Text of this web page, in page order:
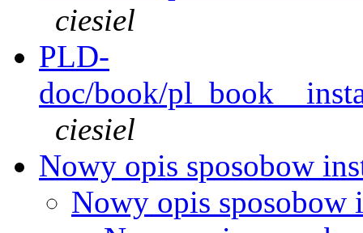
ciesiel
PLD-
doc/book/
ciesiel
Nowy opis sposobow
Nowy opis